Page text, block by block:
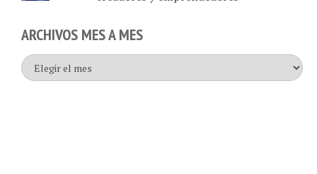
ARCHIVOS MES A MES
Archivos
mes